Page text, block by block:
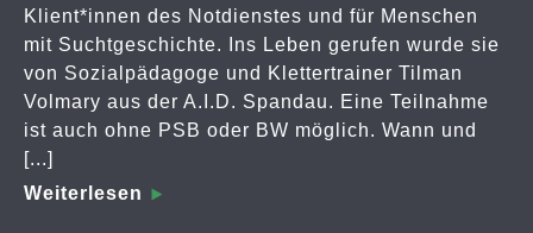
Klient*innen des Notdienstes und für Menschen
mit Suchtgeschichte. Ins Leben gerufen wurde sie
von Sozialpädagoge und Klettertrainer Tilman
Volmary aus der A.I.D. Spandau. Eine Teilnahme
ist auch ohne PSB oder BW möglich. Wann und
[...]
Weiterlesen